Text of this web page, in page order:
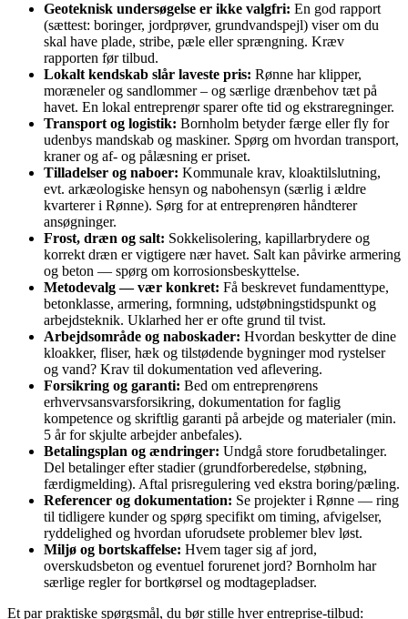
Geoteknisk undersøgelse er ikke valgfri: En god rapport
(sættest: boringer, jordprøver, grundvandspejl) viser om du
skal have plade, stribe, pæle eller sprængning. Kræv
rapporten før tilbud.
Lokalt kendskab slår laveste pris: Rønne har klipper,
moræneler og sandlommer – og særlige drænbehov tæt på
havet. En lokal entreprenør sparer ofte tid og ekstraregninger.
Transport og logistik: Bornholm betyder færge eller fly for
udenbys mandskab og maskiner. Spørg om hvordan transport,
kraner og af- og pålæsning er priset.
Tilladelser og naboer: Kommunale krav, kloaktilslutning,
evt. arkæologiske hensyn og nabohensyn (særlig i ældre
kvarterer i Rønne). Sørg for at entreprenøren håndterer
ansøgninger.
Frost, dræn og salt: Sokkelisolering, kapillarbrydere og
korrekt dræn er vigtigere nær havet. Salt kan påvirke armering
og beton — spørg om korrosionsbeskyttelse.
Metodevalg — vær konkret: Få beskrevet fundamenttype,
betonklasse, armering, formning, udstøbningstidspunkt og
arbejdsteknik. Uklarhed her er ofte grund til tvist.
Arbejdsområde og naboskader: Hvordan beskytter de dine
kloakker, fliser, hæk og tilstødende bygninger mod rystelser
og vand? Krav til dokumentation ved aflevering.
Forsikring og garanti: Bed om entreprenørens
erhvervsansvarsforsikring, dokumentation for faglig
kompetence og skriftlig garanti på arbejde og materialer (min.
5 år for skjulte arbejder anbefales).
Betalingsplan og ændringer: Undgå store forudbetalinger.
Del betalinger efter stadier (grundforberedelse, støbning,
færdigmelding). Aftal prisregulering ved ekstra boring/pæling.
Referencer og dokumentation: Se projekter i Rønne — ring
til tidligere kunder og spørg specifikt om timing, afvigelser,
ryddelighed og hvordan uforudsete problemer blev løst.
Miljø og bortskaffelse: Hvem tager sig af jord,
overskudsbeton og eventuel forurenet jord? Bornholm har
særlige regler for bortkørsel og modtagepladser.
Et par praktiske spørgsmål, du bør stille hver entreprise‑tilbud: